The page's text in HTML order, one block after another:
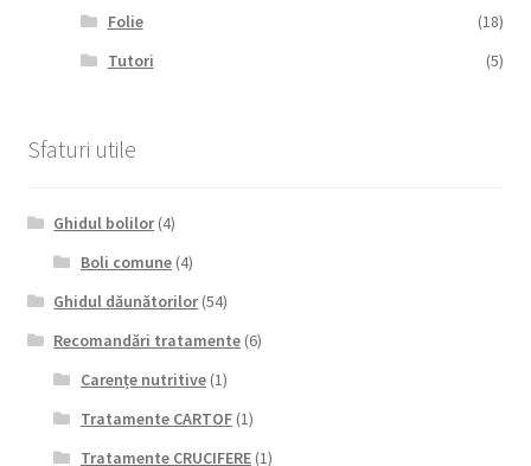
Folie
(18)
Tutori
(5)
Sfaturi utile
Ghidul bolilor(4)
Boli comune(4)
Ghidul dăunătorilor(54)
Recomandări tratamente (6)
Carențe nutritive(1)
Tratamente CARTOF(1)
Tratamente CRUCIFERE(1)